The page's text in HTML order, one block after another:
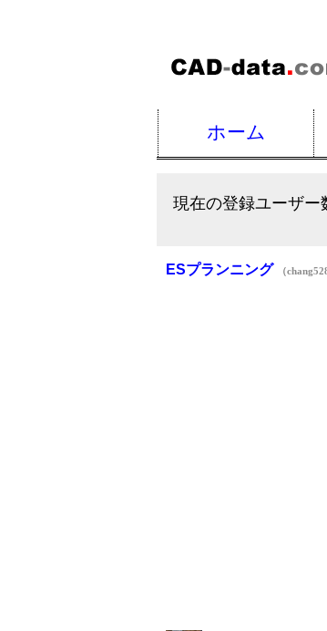
ホーム
現在の登録ユーザー
ESプランニング （